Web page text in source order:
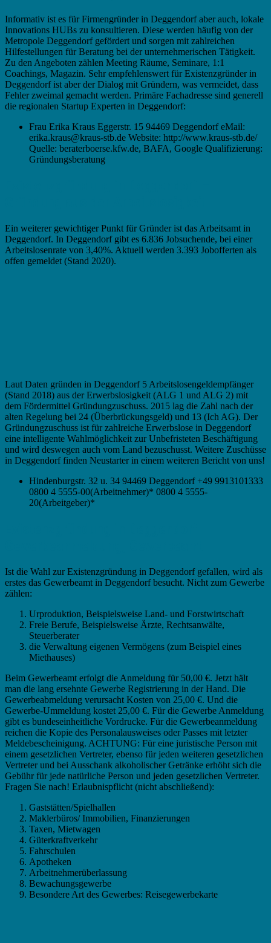
Informativ ist es für Firmengründer in Deggendorf aber auch, lokale
Innovations HUBs zu konsultieren. Diese werden häufig von der
Metropole Deggendorf gefördert und sorgen mit zahlreichen
Hilfestellungen für Beratung bei der unternehmerischen Tätigkeit.
Zu den Angeboten zählen Meeting Räume, Seminare, 1:1
Coachings, Magazin. Sehr empfehlenswert für Existenzgründer in
Deggendorf ist aber der Dialog mit Gründern, was vermeidet, dass
Fehler zweimal gemacht werden. Primäre Fachadresse sind generell
die regionalen Startup Experten in Deggendorf:
Frau Erika Kraus Eggerstr. 15 94469 Deggendorf eMail:
erika.kraus@kraus-stb.de Website: http://www.kraus-stb.de/
Quelle: beraterboerse.kfw.de, BAFA, Google Qualifizierung:
Gründungsberatung
Ein weiterer gewichtiger Punkt für Gründer ist das Arbeitsamt in
Deggendorf. In Deggendorf gibt es 6.836 Jobsuchende, bei einer
Arbeitslosenrate von 3,40%. Aktuell werden 3.393 Jobofferten als
offen gemeldet (Stand 2020).
Laut Daten gründen in Deggendorf 5 Arbeitslosengeldempfänger
(Stand 2018) aus der Erwerbslosigkeit (ALG 1 und ALG 2) mit
dem Fördermittel Gründungzuschuss. 2015 lag die Zahl nach der
alten Regelung bei 24 (Überbrückungsgeld) und 13 (Ich AG). Der
Gründungzuschuss ist für zahlreiche Erwerbslose in Deggendorf
eine intelligente Wahlmöglichkeit zur Unbefristeten Beschäftigung
und wird deswegen auch vom Land bezuschusst. Weitere Zuschüsse
in Deggendorf finden Neustarter in einem weiteren Bericht von uns!
Hindenburgstr. 32 u. 34 94469 Deggendorf +49 9913101333
0800 4 5555-00(Arbeitnehmer)* 0800 4 5555-
20(Arbeitgeber)*
Ist die Wahl zur Existenzgründung in Deggendorf gefallen, wird als
erstes das Gewerbeamt in Deggendorf besucht. Nicht zum Gewerbe
zählen:
Urproduktion, Beispielsweise Land- und Forstwirtschaft
Freie Berufe, Beispielsweise Ärzte, Rechtsanwälte,
Steuerberater
die Verwaltung eigenen Vermögens (zum Beispiel eines
Miethauses)
Beim Gewerbeamt erfolgt die Anmeldung für 50,00 €. Jetzt hält
man die lang ersehnte Gewerbe Registrierung in der Hand. Die
Gewerbeabmeldung verursacht Kosten von 25,00 €. Und die
Gewerbe-Ummeldung kostet 25,00 €. Für die Gewerbe Anmeldung
gibt es bundeseinheitliche Vordrucke. Für die Gewerbeanmeldung
reichen die Kopie des Personalausweises oder Passes mit letzter
Meldebescheinigung. ACHTUNG: Für eine juristische Person mit
einem gesetzlichen Vertreter, ebenso für jeden weiteren gesetzlichen
Vertreter und bei Ausschank alkoholischer Getränke erhöht sich die
Gebühr für jede natürliche Person und jeden gesetzlichen Vertreter.
Fragen Sie nach! Erlaubnispflicht (nicht abschließend):
Gaststätten/Spielhallen
Maklerbüros/ Immobilien, Finanzierungen
Taxen, Mietwagen
Güterkraftverkehr
Fahrschulen
Apotheken
Arbeitnehmerüberlassung
Bewachungsgewerbe
Besondere Art des Gewerbes: Reisegewerbekarte